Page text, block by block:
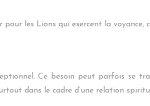
les Lions qui exercent la voyance,
Ce besoin peut parfois se
dans le cadre d’une relation